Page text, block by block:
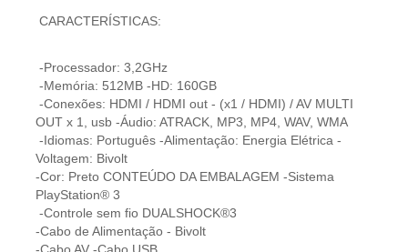
CARACTERÍSTICAS:
-Processador: 3,2GHz
-Memória: 512MB -HD: 160GB
-Conexões: HDMI / HDMI out - (x1 / HDMI) / AV MULTI
OUT x 1, usb -Áudio: ATRACK, MP3, MP4, WAV, WMA
-Idiomas: Português -Alimentação: Energia Elétrica -
Voltagem: Bivolt
-Cor: Preto CONTEÚDO DA EMBALAGEM -Sistema
PlayStation® 3
-Controle sem fio DUALSHOCK®3
-Cabo de Alimentação - Bivolt
-Cabo AV -Cabo USB